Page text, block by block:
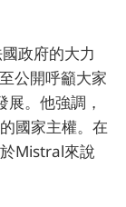
政府的大力
公開呼籲大家
。他強調，
國家主權。在
Mistral來說